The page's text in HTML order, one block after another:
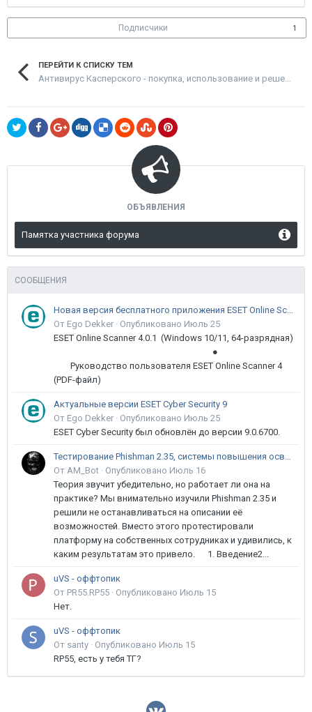
Подписчики 1
ПЕРЕЙТИ К СПИСКУ ТЕМ
ОБЪЯВЛЕНИЯ
Памятка участника форума
СООБЩЕНИЯ
Новая версия бесплатного приложения ESET Online Scanner доступна пользователям
От Ego Dekker · Опубликовано Июль 25
ESET Online Scanner 4.0.1 (Windows 10/11, 64-разрядная)
●
Руководство пользователя ESET Online Scanner 4
(PDF-файл)
Актуальные версии ESET Cyber Security 9
От Ego Dekker · Опубликовано Июль 25
ESET Cyber Security был обновлён до версии 9.0.6700.
Тестирование Phishman 2.35, системы повышения осведомлённости пользователей в сфере ИБ
От AM_Bot · Опубликовано Июль 16
Теория звучит убедительно, но работает ли она на
практике? Мы внимательно изучили Phishman 2.35 и
решили не останавливаться на описании её
возможностей. Вместо этого протестировали
платформу на собственных сотрудниках и удивились, к
каким результатам это привело. 1. Введение2...
uVS - оффтопик
От PR55.RP55 · Опубликовано Июль 15
Нет.
uVS - оффтопик
От santy · Опубликовано Июль 15
RP55, есть у тебя ТГ?